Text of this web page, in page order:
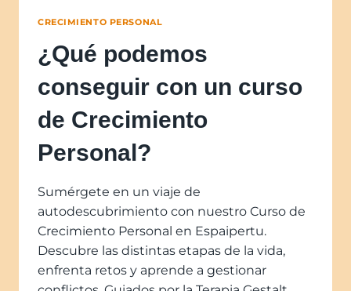
CRECIMIENTO PERSONAL
¿Qué podemos
conseguir con un curso
de Crecimiento
Personal?
Sumérgete en un viaje de
autodescubrimiento con nuestro Curso de
Crecimiento Personal en Espaipertu.
Descubre las distintas etapas de la vida,
enfrenta retos y aprende a gestionar